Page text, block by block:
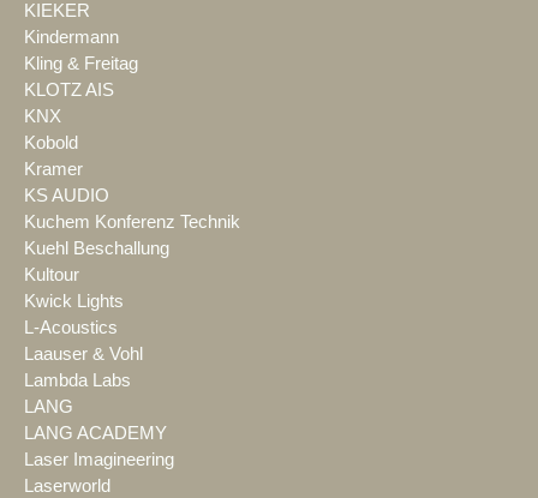
KIEKER
Kindermann
Kling & Freitag
KLOTZ AIS
KNX
Kobold
Kramer
KS AUDIO
Kuchem Konferenz Technik
Kuehl Beschallung
Kultour
Kwick Lights
L-Acoustics
Laauser & Vohl
Lambda Labs
LANG
LANG ACADEMY
Laser Imagineering
Laserworld